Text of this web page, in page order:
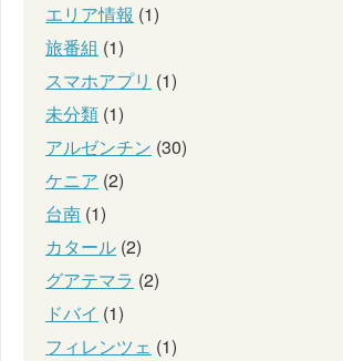
エリア情報 (1)
旅番組 (1)
スマホアプリ (1)
未分類 (1)
アルゼンチン (30)
ケニア (2)
台南 (1)
カタール (2)
グアテマラ (2)
ドバイ (1)
フィレンツェ (1)